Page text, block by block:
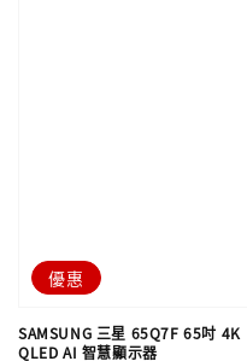
優惠
SAMSUNG 三星 65Q7F 65吋 4K
QLED AI 智慧顯示器